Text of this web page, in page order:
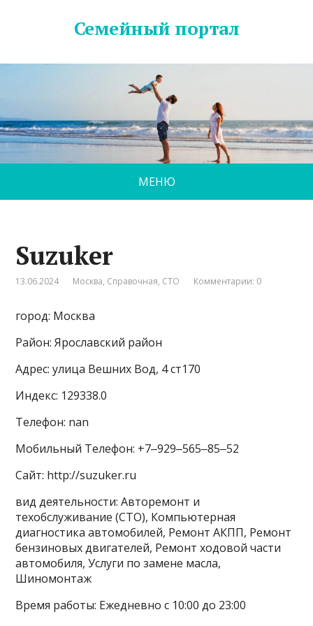
Семейный портал
МЕНЮ
Suzuker
13.06.2024 Москва, Справочная, СТО Комментарии: 0
город: Москва
Район: Ярославский район
Адрес: улица Вешних Вод, 4 ст170
Индекс: 129338.0
Телефон: nan
Мобильный Телефон: +7‒929‒565‒85‒52
Сайт: http://suzuker.ru
вид деятельности: Авторемонт и
техобслуживание (СТО), Компьютерная
диагностика автомобилей, Ремонт АКПП, Ремонт
бензиновых двигателей, Ремонт ходовой части
автомобиля, Услуги по замене масла,
Шиномонтаж
Время работы: Ежедневно с 10:00 до 23:00